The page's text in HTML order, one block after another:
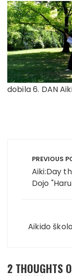
dobila 6. DAN
navigation
PREVIOUS
Aiki:Day
Dojo
Aikido
2 THOUGHTS